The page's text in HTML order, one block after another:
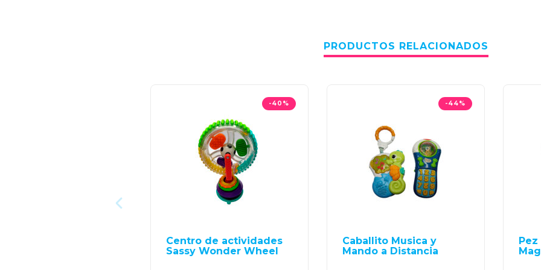
PRODUCTOS RELACIONADOS
-40%
Centro de actividades
Sassy Wonder Wheel
-44%
Caballito Musica y
Mando a Distancia